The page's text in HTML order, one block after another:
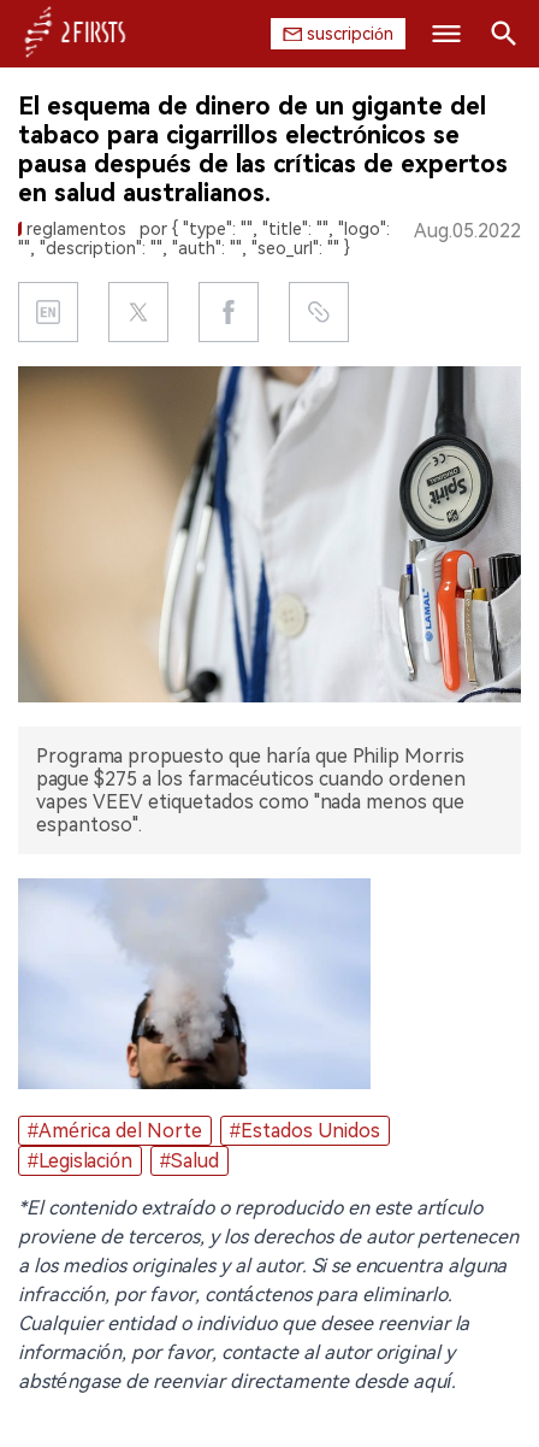
suscripción
INICIO
EMPRESA
PRODUCTO
REGULACIÓN
Buscar
El esquema de dinero de un gigante del
tabaco para cigarrillos electrónicos se
pausa después de las críticas de expertos
en salud australianos.
reglamentos
por { "type": "", "title": "", "logo":
"", "description": "", "auth": "", "seo_url": "" }
Aug.05.2022
Programa propuesto que haría que Philip Morris
pague $275 a los farmacéuticos cuando ordenen
vapes VEEV etiquetados como "nada menos que
espantoso".
#América del Norte
#Estados Unidos
#Legislación
#Salud
*El contenido extraído o reproducido en este artículo
proviene de terceros, y los derechos de autor pertenecen
a los medios originales y al autor. Si se encuentra alguna
infracción, por favor, contáctenos para eliminarlo.
Cualquier entidad o individuo que desee reenviar la
información, por favor, contacte al autor original y
absténgase de reenviar directamente desde aquí.